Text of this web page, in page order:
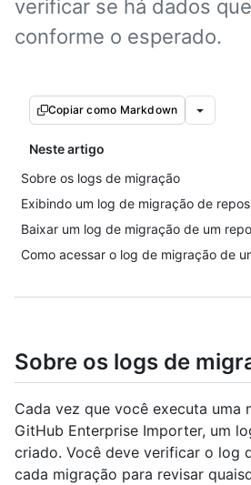
verificar se há dados
conforme o esperado.
Copiar como Markdown
Neste artigo
Sobre os logs de migração
Exibindo um log de migração de
Baixar um log de migração de um
Como acessar o log de migração de
Sobre os logs de
Cada vez que você executa uma
GitHub Enterprise Importer, um
criado. Você deve verificar o log
cada migração para revisar